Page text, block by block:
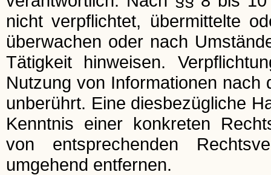
nicht verpflichtet, übermittelte
überwachen oder nach
Tätigkeit hinweisen.
Nutzung von Informationen nach
unberührt. Eine diesbezügliche
Kenntnis einer konkreten
von entsprechenden
umgehend entfernen.